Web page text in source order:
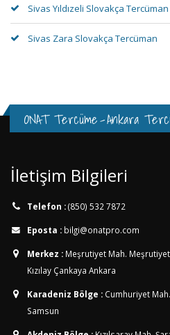
Sivas Yıldızeli Slovakça Tercüman
Sivas Zara Slovakça Tercüman
ONAT Tercüme-Ankara
İletişim Bilgileri
Telefon :(850) 532 7872
Eposta : bilgi@onatpro.com
Merkez : Meşrutiyet Mah.
Kızılay Çankaya Ankara
Karadeniz Bölge : Cumhuriyet
Samsun